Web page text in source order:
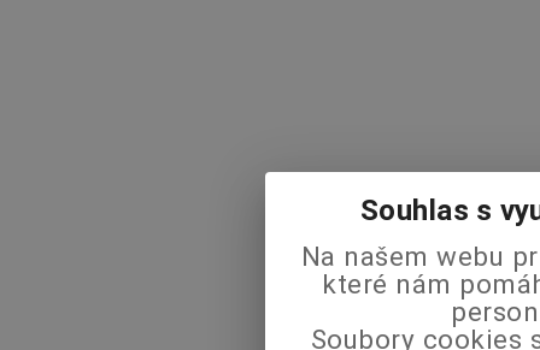
Souhlas s
Na našem webu
které nám
Soubory cookies